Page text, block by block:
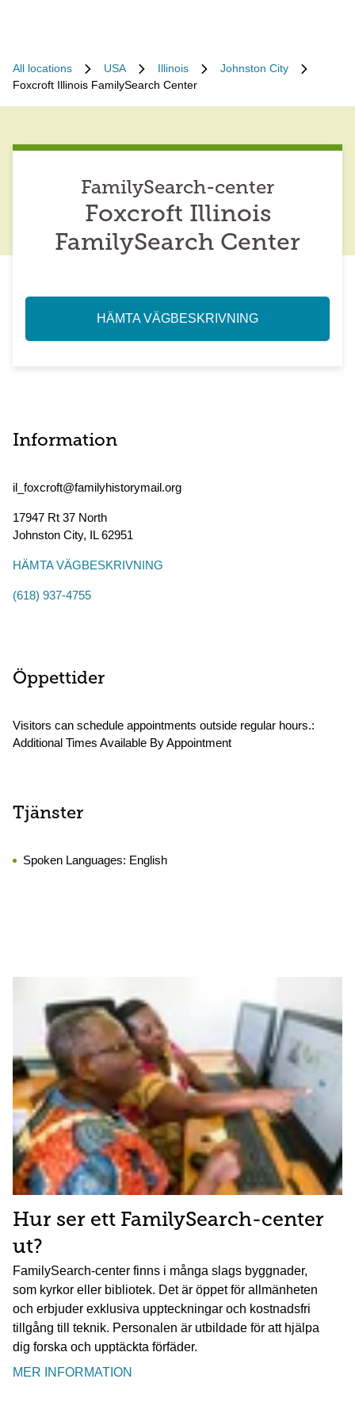
All locations USA Illinois
Johnston City
Foxcroft Illinois FamilySearch Center
FamilySearch-center
Foxcroft Illinois
FamilySearch Center
HÄMTA VÄGBESKRIVNING
Information
il_foxcroft@familyhistorymail.org
17947 Rt 37 North
Johnston City, IL62951
HÄMTA VÄGBESKRIVNING
(618) 937-4755
Öppettider
Visitors can schedule appointments outside regular hours.:
Additional Times Available By Appointment
Tjänster
Spoken Languages: English
Hur ser ett FamilySearch-center
ut?
FamilySearch-center finns i många slags byggnader,
som kyrkor eller bibliotek. Det är öppet för allmänheten
och erbjuder exklusiva uppteckningar och kostnadsfri
tillgång till teknik. Personalen är utbildade för att hjälpa
dig forska och upptäckta förfäder.
MER INFORMATION